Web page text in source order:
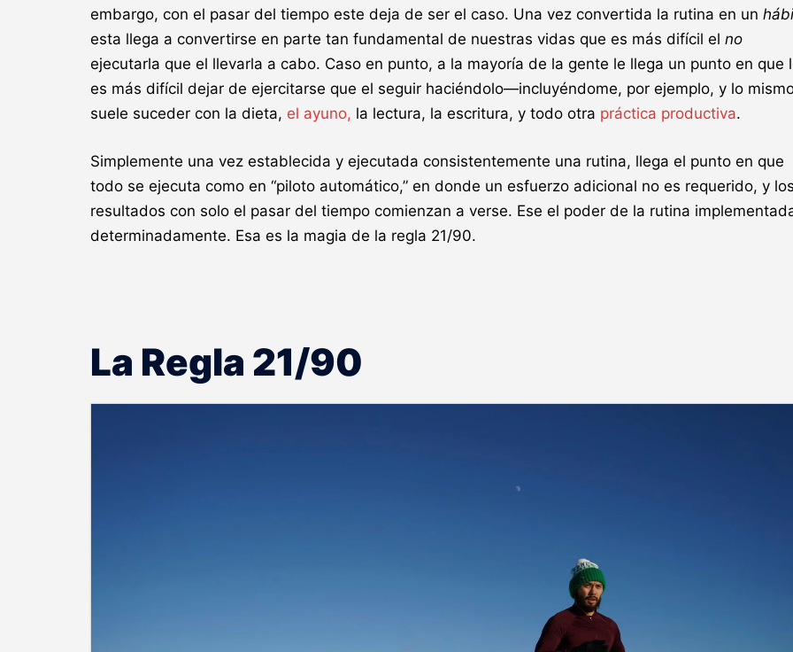
embargo, con el pasar del tiempo este deja de ser el caso. Una vez convertida la rutina en un
esta llega a convertirse en parte tan fundamental de nuestras vidas que es más difícil el no
ejecutarla que el llevarla a cabo. Caso en punto, a la mayoría de la gente le llega un punto en que
es más difícil dejar de ejercitarse que el seguir haciéndolo—incluyéndome, por ejemplo, y lo
suele suceder con la dieta, el ayuno, la lectura, la escritura, y todo otra práctica productiva.
Simplemente una vez establecida y ejecutada consistentemente una rutina, llega el punto en que
todo se ejecuta como en “piloto automático,” en donde un esfuerzo adicional no es requerido, y los
resultados con solo el pasar del tiempo comienzan a verse. Ese el poder de la rutina
determinadamente. Esa es la magia de la regla 21/90.
La Regla 21/90